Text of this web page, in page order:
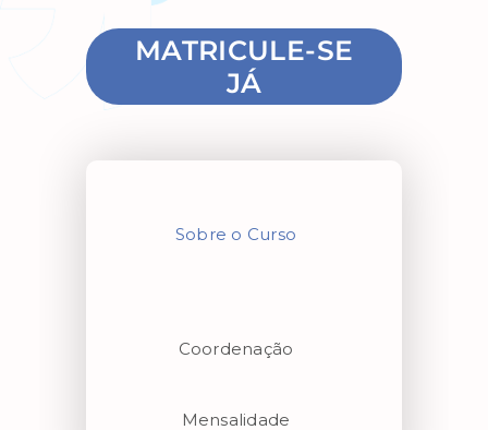
MATRICULE-SE
JÁ
Sobre o Curso
Coordenação
Mensalidade